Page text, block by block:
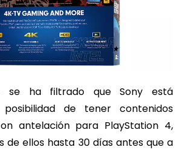
se ha filtrado que Sony está
de tener contenidos
antelación para PlayStation 4,
de ellos hasta 30 días antes que a